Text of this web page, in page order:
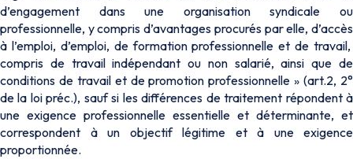
d’engagement dans une organisation syndicale ou
professionnelle, y compris d’avantages procurés par elle, d’accès
à l’emploi, d’emploi, de formation professionnelle et de travail,
compris de travail indépendant ou non salarié, ainsi que de
conditions de travail et de promotion professionnelle » (art.2, 2°
de la loi préc.), sauf si les différences de traitement répondent à
une exigence professionnelle essentielle et déterminante, et
correspondent à un objectif légitime et à une exigence
proportionnée.